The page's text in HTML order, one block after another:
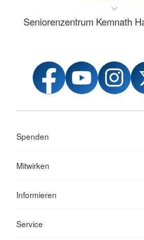
Seniorenzentrum Kemnath
Spenden
Mitwirken
Informieren
Service